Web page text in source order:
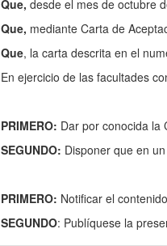
Que, desde el mes de octubre
Que, mediante Carta de
Que, la carta descrita en el
En ejercicio de las facultades
PRIMERO: Dar por conocida la
SEGUNDO: Disponer que en
PRIMERO: Notificar el
SEGUNDO: Publíquese la